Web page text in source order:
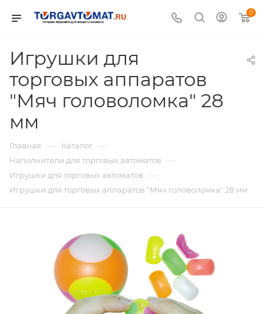
0
Игрушки для
торговых аппаратов
"Мяч головоломка" 28
мм
Главная — Каталог —
Наполнители для торговых автоматов —
Игрушки для торговых автоматов —
Игрушки для торговых аппаратов "Мяч головоломка" 28 мм